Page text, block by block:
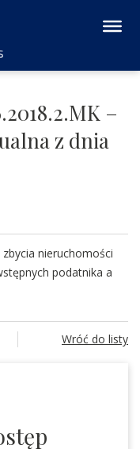
–
z dnia
nieruchomości
podatnika a
Wróć do listy